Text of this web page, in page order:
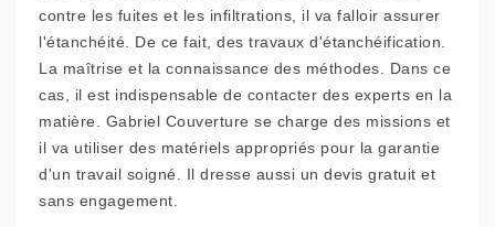
contre les fuites et les infiltrations, il va falloir assurer
l'étanchéité. De ce fait, des travaux d'étanchéification.
La maîtrise et la connaissance des méthodes. Dans ce
cas, il est indispensable de contacter des experts en la
matière. Gabriel Couverture se charge des missions et
il va utiliser des matériels appropriés pour la garantie
d'un travail soigné. Il dresse aussi un devis gratuit et
sans engagement.